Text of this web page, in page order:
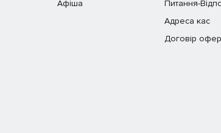
Афіша
Питання-
Адреса кас
Договір